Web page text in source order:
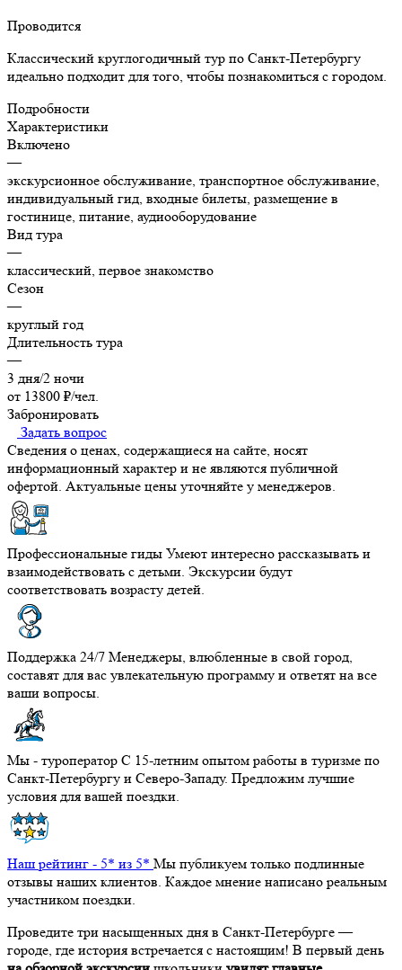
Проводится
Классический круглогодичный тур по Санкт-Петербургу
идеально подходит для того, чтобы познакомиться с городом.
Подробности
Характеристики
Включено
—
экскурсионное обслуживание, транспортное обслуживание,
индивидуальный гид, входные билеты, размещение в
гостинице, питание, аудиооборудование
Вид тура
—
классический, первое знакомство
Сезон
—
круглый год
Длительность тура
—
3 дня/2 ночи
от 13800 ₽/чел.
Забронировать
Задать вопрос
Сведения о ценах, содержащиеся на сайте, носят
информационный характер и не являются публичной
офертой. Актуальные цены уточняйте у менеджеров.
Профессиональные гиды Умеют интересно рассказывать и
взаимодействовать с детьми. Экскурсии будут
соответствовать возрасту детей.
Поддержка 24/7 Менеджеры, влюбленные в свой город,
составят для вас увлекательную программу и ответят на все
ваши вопросы.
Мы - туроператор С 15-летним опытом работы в туризме по
Санкт-Петербургу и Северо-Западу. Предложим лучшие
условия для вашей поездки.
Наш рейтинг - 5* из 5* Мы публикуем только подлинные
отзывы наших клиентов. Каждое мнение написано реальным
участником поездки.
Проведите три насыщенных дня в Санкт-Петербурге —
городе, где история встречается с настоящим! В первый день